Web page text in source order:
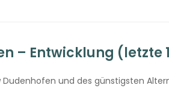
– Entwicklung (letzte
und des günstigsten